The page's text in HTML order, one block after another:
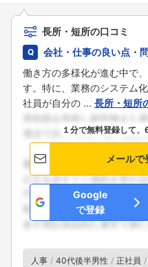
長所・短所の口コミ
会社・仕事の良い点・
働き方の多様化が進む中で
す。特に、業務のシステム
社員が自分の ... 長所・短所
１分で無料登録して
メールで
Google
で登録
人事 40代後半男性 正社員